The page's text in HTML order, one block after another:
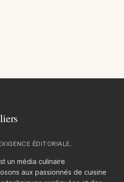
ÉDITORIALE.
un média culinaire
aux passionnés de cuisine